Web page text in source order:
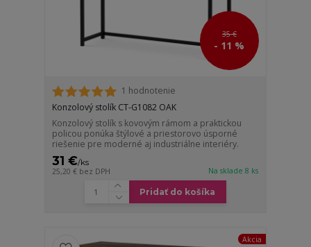
35 €
- 11 %
1 hodnotenie
Konzolový stolík CT-G1082 OAK
Konzolový stolík s kovovým rámom a praktickou
policou ponúka štýlové a priestorovo úsporné
riešenie pre moderné aj industriálne interiéry.
31 €/ks
25,20 € bez DPH Na sklade 8 ks
Pridať do košíka
Akcia